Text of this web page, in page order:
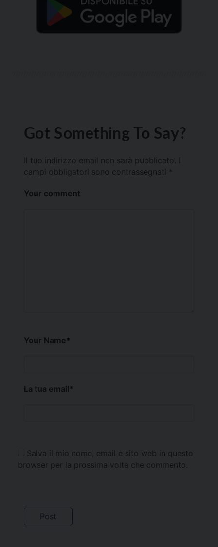
Got Something To Say?
Il tuo indirizzo email non sarà pubblicato.
campi obbligatori sono contrassegnati *
Your comment
Your Name*
La tua email*
Salva il mio nome, email e sito web in questo
browser per la prossima volta che commento.